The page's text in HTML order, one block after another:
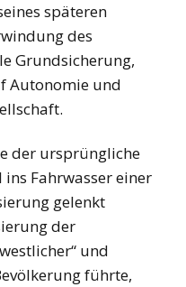
späteren
des
Grundsicherung,
Autonomie und
der ursprüngliche
Fahrwasser einer
gelenkt
der
und
führte,